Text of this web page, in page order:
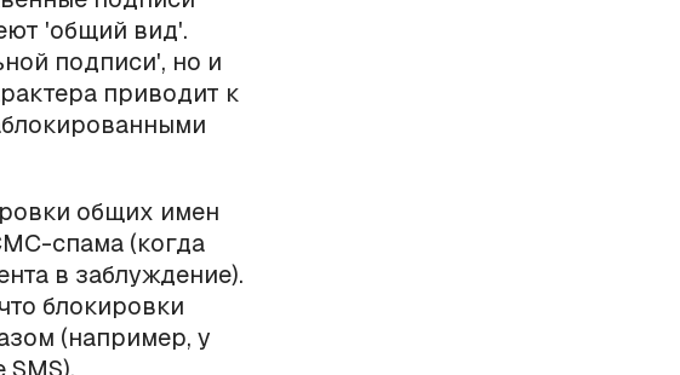
'общий вид'.
подписи', но и
приводит к
общих имен
спама (когда
в заблуждение).
блокировки
(например, у